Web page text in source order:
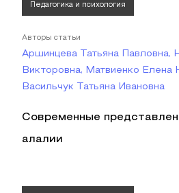
Педагогика и психология
Авторы статьи
Аршинцева Татьяна Павловна,
Викторовна, Матвиенко Елена
Васильчук Татьяна Ивановна
Современные
алалии